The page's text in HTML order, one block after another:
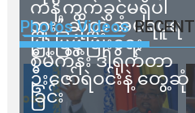
ကန့်ကွက်ခွင့်မရှိပါ
ဘူး” ဆိုတဲ့ အမရပူရ
မြို့ပြဖွံ့ဖြိုးရေး
စီမံကိန်း ဒါရိုက်တာ
ဦးဇော်ရဲဝင်းနဲ့ တွေ့ဆုံ
ခြင်း
Photos Videos RECENT